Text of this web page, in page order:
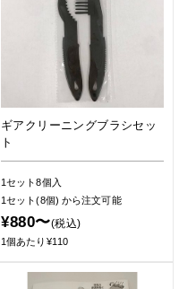
ギアクリーニングブラシセッ
ト
1セット8個入
1セット(8個) から注文可能
¥880〜(税込)
1個あたり¥110